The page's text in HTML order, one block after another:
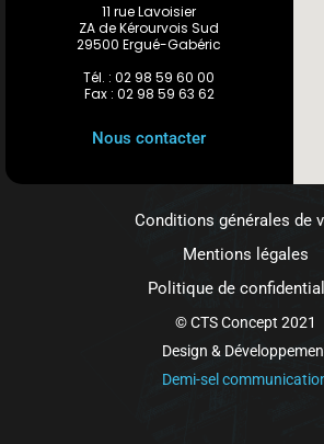
11 rue Lavoisier
ZA de Kérourvois Sud
29500 Ergué-Gabéric
Tél. : 02 98 59 60 00
Fax : 02 98 59 63 62
Nous contacter
Conditions générales de
Mentions légales
Politique de
© CTS Concept 2021
Design &
Demi-sel